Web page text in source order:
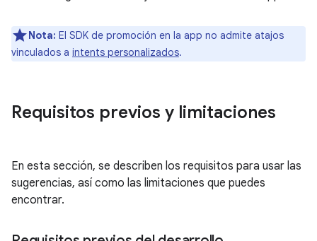
Nota: El SDK de promoción en la app no admite atajos
vinculados a intents personalizados.
Requisitos previos y limitaciones
En esta sección, se describen los requisitos para usar las
sugerencias, así como las limitaciones que puedes
encontrar.